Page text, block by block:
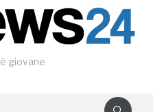
giovane